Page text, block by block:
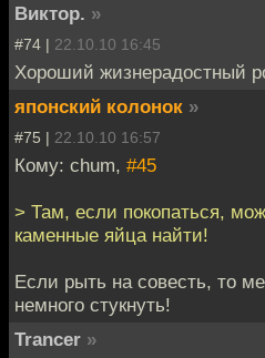
Виктор. »
#74 | 22.10.10 16:45
Хороший жизнерадостный
японский колонок »
#75 | 22.10.10 16:57
Кому: chum, #45
> Там, если покопаться,
каменные яйца найти!
Если рыть на совесть, то
немного стукнуть!
Trancer »